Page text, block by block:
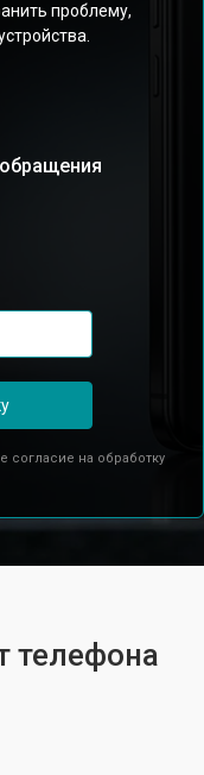
проблему,
согласие на обработку
телефона